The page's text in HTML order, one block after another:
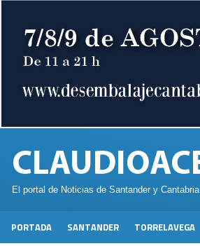
El portal de Noticias de Santander y Cantabria
PORTADA SANTANDER TORRELAVEGA